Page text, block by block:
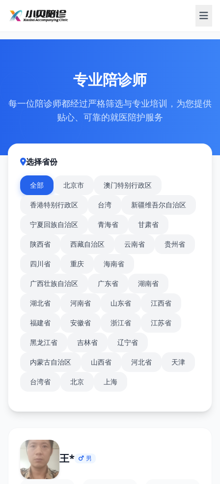
专业陪诊师
每一位陪诊师都经过严格筛选与专业培训，为您提供
贴心、可靠的就医陪护服务
选择省份
全部 北京市 澳门特别行政区
香港特别行政区 台湾 新疆维吾尔自治区
宁夏回族自治区 青海省 甘肃省
陕西省 西藏自治区 云南省 贵州省
四川省 重庆 海南省
广西壮族自治区 广东省 湖南省
湖北省 河南省 山东省 江西省
福建省 安徽省 浙江省 江苏省
黑龙江省 吉林省 辽宁省
内蒙古自治区 山西省 河北省 天津
台湾省 北京 上海
王* 男